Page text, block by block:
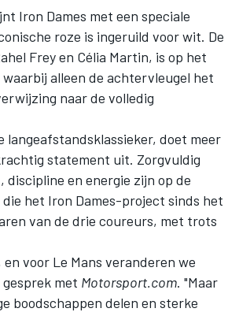
Iron Dames met een speciale
roze is ingeruild voor wit. De
Frey en Célia Martin, is op het
alleen de achtervleugel het
naar de volledig
langeafstandsklassieker, doet meer
statement uit. Zorgvuldig
en energie zijn op de
het Iron Dames-project sinds het
van de drie coureurs, met trots
voor Le Mans veranderen we
met Motorsport.com. "Maar
boodschappen delen en sterke